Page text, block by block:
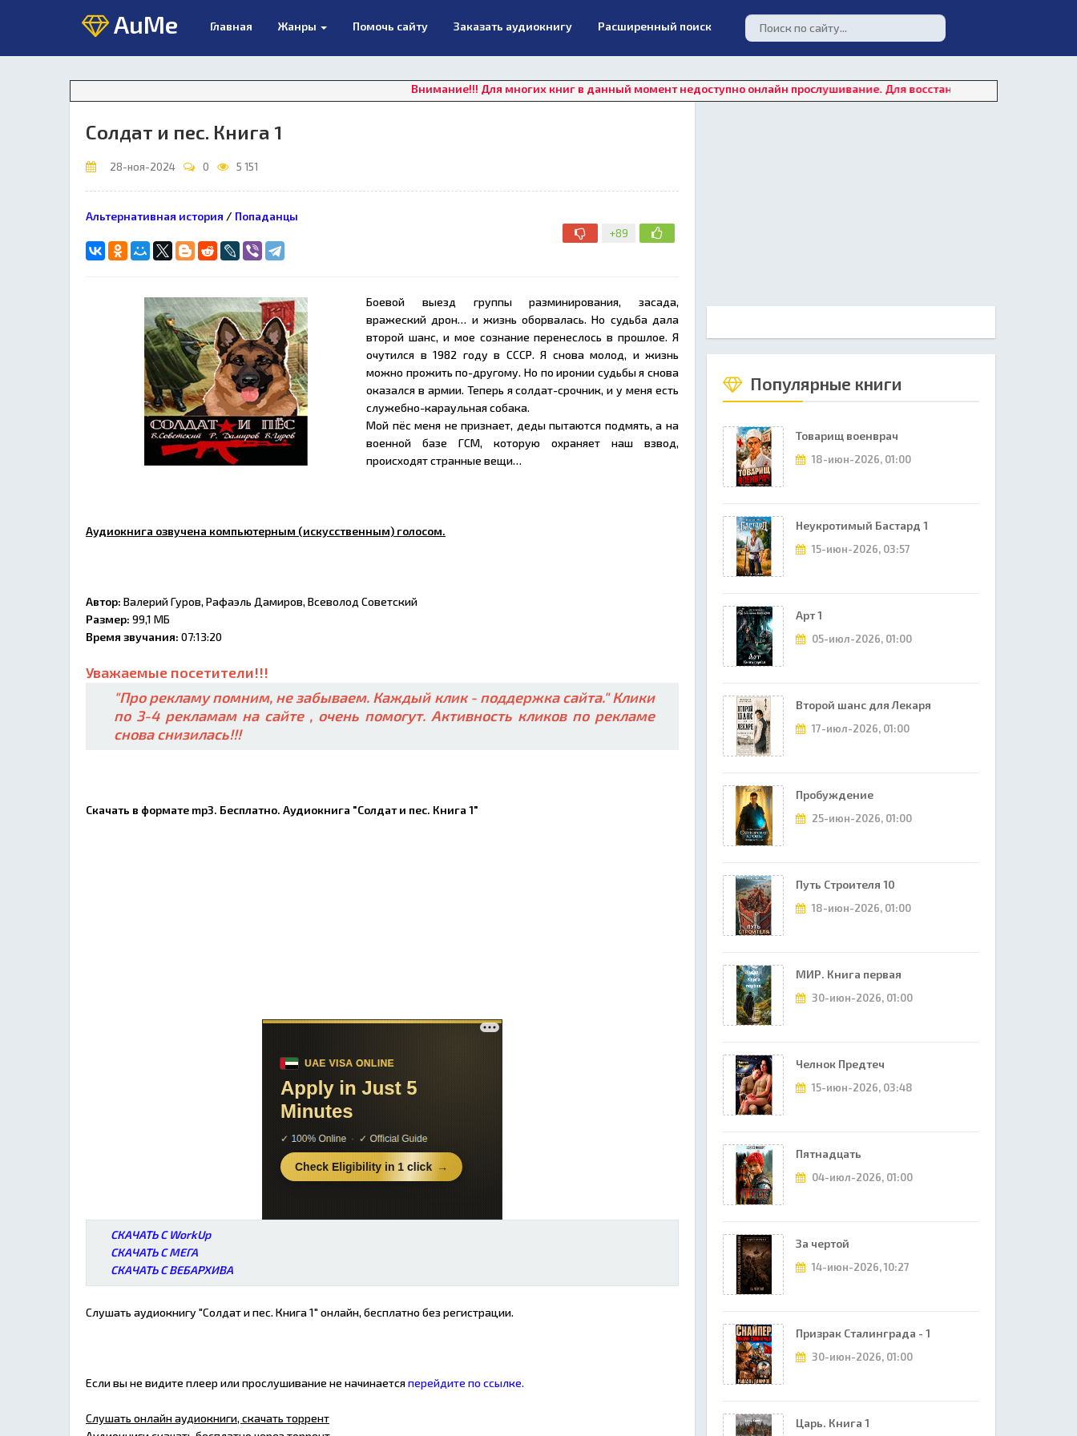
AuMe Главная Жанры Помочь сайту Заказать аудиокнигу Расширенный поиск
Внимание!!! Для многих книг в данный момент недоступно онлайн прослушивание. Для восстановления работы плеера
Солдат и пес. Книга 1
28-ноя-2024 0 5 151
+89
Альтернативная история / Попаданцы
Боевой выезд группы разминирования, засада,
вражеский дрон… и жизнь оборвалась. Но судьба дала
второй шанс, и мое сознание перенеслось в прошлое. Я
очутился в 1982 году в СССР. Я снова молод, и жизнь
можно прожить по-другому. Но по иронии судьбы я снова
оказался в армии. Теперь я солдат-срочник, и у меня есть
служебно-караульная собака.
Мой пёс меня не признает, деды пытаются подмять, а на
военной базе ГСМ, которую охраняет наш взвод,
происходят странные вещи…
Аудиокнига озвучена компьютерным (искусственным) голосом.
Автор: Валерий Гуров, Рафаэль Дамиров, Всеволод Советский
Размер: 99,1 МБ
Время звучания: 07:13:20
Уважаемые посетители!!!
"Про рекламу помним, не забываем. Каждый клик - поддержка сайта." Клики
по 3-4 рекламам на сайте , очень помогут. Активность кликов по рекламе
снова снизилась!!!
Скачать в формате mp3. Бесплатно. Аудиокнига "Солдат и пес. Книга 1"
СКАЧАТЬ С WorkUp
СКАЧАТЬ С МЕГА
СКАЧАТЬ С ВЕБАРХИВА
Слушать аудиокнигу "Солдат и пес. Книга 1" онлайн, бесплатно без регистрации.
Если вы не видите плеер или прослушивание не начинаетсяперейдите по ссылке.
Слушать онлайн аудиокниги, скачать торрент
Популярные книги
Товарищ военврач
18-июн-2026, 01:00
Неукротимый Бастард 1
15-июн-2026, 03:57
Арт 1
05-июл-2026, 01:00
Второй шанс для Лекаря
17-июл-2026, 01:00
Пробуждение
25-июн-2026, 01:00
Путь Строителя 10
18-июн-2026, 01:00
МИР. Книга первая
30-июн-2026, 01:00
Челнок Предтеч
15-июн-2026, 03:48
Пятнадцать
04-июл-2026, 01:00
За чертой
14-июн-2026, 10:27
Призрак Сталинграда - 1
30-июн-2026, 01:00
Царь. Книга 1